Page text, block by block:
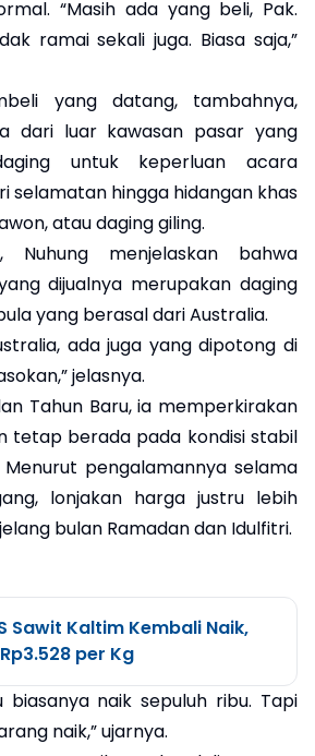
“Masih ada yang beli, Pak.
ramai sekali juga. Biasa saja,”
yang datang, tambahnya,
dari luar kawasan pasar yang
untuk keperluan acara
selamatan hingga hidangan khas
atau daging giling.
Nuhung menjelaskan bahwa
dijualnya merupakan daging
yang berasal dari Australia.
ada juga yang dipotong di
jelasnya.
Tahun Baru, ia memperkirakan
tetap berada pada kondisi stabil
pengalamannya selama
lonjakan harga justru lebih
bulan Ramadan dan Idulfitri.
Sawit Kaltim Kembali Naik,
per Kg
biasanya naik sepuluh ribu. Tapi
naik,” ujarnya.